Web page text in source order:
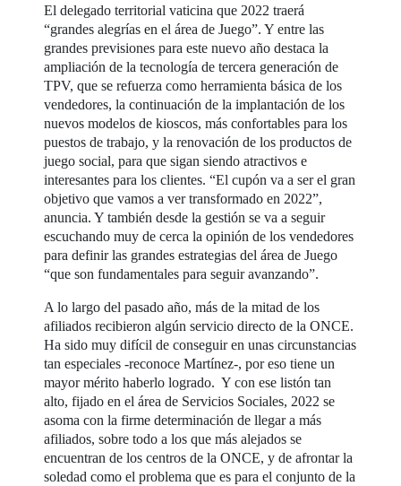
El delegado territorial vaticina que 2022 traerá
“grandes alegrías en el área de Juego”. Y entre las
grandes previsiones para este nuevo año destaca la
ampliación de la tecnología de tercera generación de
TPV, que se refuerza como herramienta básica de los
vendedores, la continuación de la implantación de los
nuevos modelos de kioscos, más confortables para los
puestos de trabajo, y la renovación de los productos de
juego social, para que sigan siendo atractivos e
interesantes para los clientes. “El cupón va a ser el gran
objetivo que vamos a ver transformado en 2022”,
anuncia. Y también desde la gestión se va a seguir
escuchando muy de cerca la opinión de los vendedores
para definir las grandes estrategias del área de Juego
“que son fundamentales para seguir avanzando”.
A lo largo del pasado año, más de la mitad de los
afiliados recibieron algún servicio directo de la ONCE.
Ha sido muy difícil de conseguir en unas circunstancias
tan especiales -reconoce Martínez-, por eso tiene un
mayor mérito haberlo logrado. Y con ese listón tan
alto, fijado en el área de Servicios Sociales, 2022 se
asoma con la firme determinación de llegar a más
afiliados, sobre todo a los que más alejados se
encuentran de los centros de la ONCE, y de afrontar la
soledad como el problema que es para el conjunto de la